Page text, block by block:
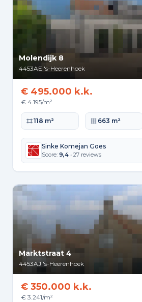
Molendijk 8
4453AE 's-Heerenhoek
€ 495.000 k.k.
€ 4.195/m²
Woonoppervlakte
118 m² Perceeloppervlakte
663 m²
Sinke Komejan Goes
Score: 9,4 • 27 reviews
Marktstraat 4
4453AJ 's-Heerenhoek
€ 350.000 k.k.
€ 3.241/m²